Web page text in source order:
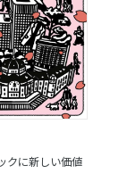
クに新しい価値